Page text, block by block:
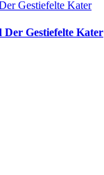
Gestiefelte Kater